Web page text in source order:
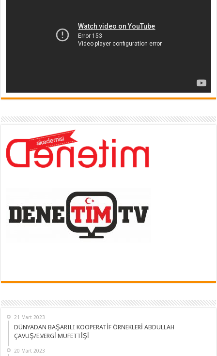
21 Mart 2023
DÜNYADAN BAŞARILI KOOPERATİF ÖRNEKLERİ ABDULLAH
ÇAVUŞ/E.VERGİ MÜFETTİŞİ
20 Mart 2023